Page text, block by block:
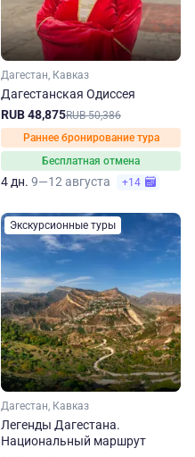
Дагестан, Кавказ
Дагестанская Одиссея
RUB 48,875RUB 50,386
Раннее бронирование тура
Бесплатная отмена
4 дн. 9—12 августа +14
Экскурсионные туры
Дагестан, Кавказ
Легенды Дагестана.
Национальный маршрут